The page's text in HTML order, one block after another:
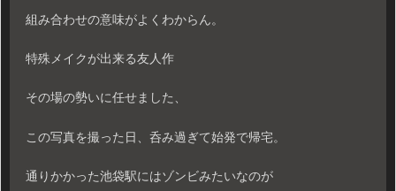
組み合わせの意味がよくわからん。
特殊メイクが出来る友人作
その場の勢いに任せました、
この写真を撮った日、呑み過ぎて始発で帰宅。
通りかかった池袋駅にはゾンビみたいなのが